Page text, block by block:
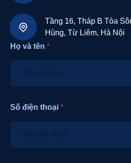
Tầng 16, Tháp B Tòa
Hùng, Từ Liêm, Hà Nội
Họ và tên *
Số điện thoại *